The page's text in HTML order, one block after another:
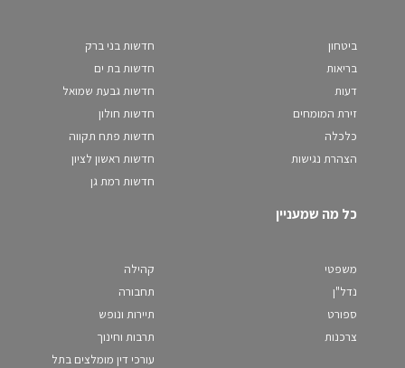
ביטחון
בריאות
דעות
זירת המומחים
כלכלה
הצהרת נגישות
חדשות בני ברק
חדשות בת ים
חדשות גבעת שמואל
חדשות חולון
חדשות פתח תקווה
חדשות ראשון לציון
חדשות רמת גן
כל מה שמעניין
משפטי
נדל"ן
ספורט
צרכנות
קהילה
תחבורה
תיירות ונופש
תרבות וחינוך
עורכי דין מומלצים בתל